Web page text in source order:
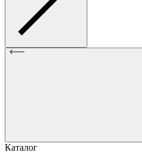
Каталог